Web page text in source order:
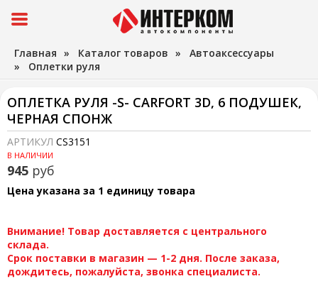
Главная » Каталог товаров » Автоаксессуары
» Оплетки руля
ОПЛЕТКА РУЛЯ -S- CARFORT 3D, 6 ПОДУШЕК,
ЧЕРНАЯ СПОНЖ
АРТИКУЛ CS3151
В НАЛИЧИИ
945 руб
Цена указана за 1 единицу товара
Внимание! Товар доставляется с центрального
склада.
Срок поставки в магазин — 1-2 дня. После заказа,
дождитесь, пожалуйста, звонка специалиста.